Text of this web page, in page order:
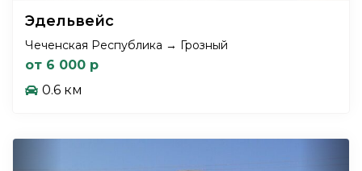
Эдельвейс
Чеченская Республика → Грозный
от 6 000 р
0.6 км